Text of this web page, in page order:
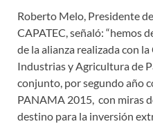
Roberto Melo, Presidente
CAPATEC, señaló: “hemos
de la alianza realizada con
Industrias y Agricultura de
conjunto, por segundo año
PANAMA 2015, con miras
destino para la inversión